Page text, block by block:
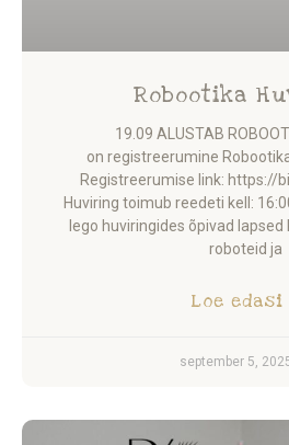
Robootika
19.09 ALUSTAB
on registreerumine
Registreerumise link: https://
Huviring toimub reedeti kell:
lego huviringides õpivad
roboteid ja
Loe edasi
september 5,